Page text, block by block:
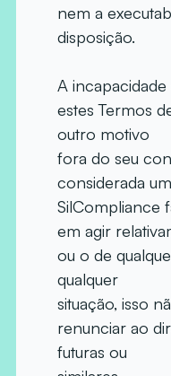
nem a
disposição.
A
estes Termos
outro motivo
fora do seu
considerada
SilCompliance
em agir
ou o de
qualquer
situação, isso
renunciar ao
futuras ou